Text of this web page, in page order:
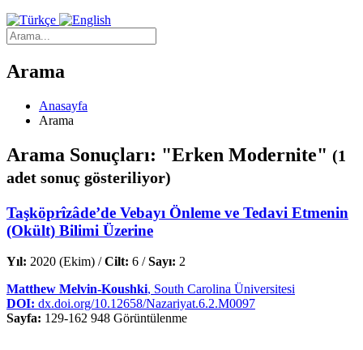
Arama
Anasayfa
Arama
Arama Sonuçları: "Erken Modernite" (1
adet sonuç gösteriliyor)
Taşköprîzâde’de Vebayı Önleme ve Tedavi Etmenin
(Okült) Bilimi Üzerine
Yıl: 2020 (Ekim) /Cilt: 6 /Sayı: 2
Matthew Melvin-Koushki, South Carolina Üniversitesi
DOI: dx.doi.org/10.12658/Nazariyat.6.2.M0097
Sayfa: 129-162 948 Görüntülenme